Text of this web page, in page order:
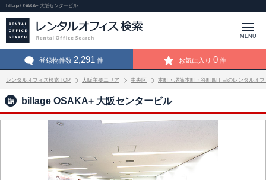
billage OSAKA+ 大阪センタービル
MENU
登録物件数 2,291 件 お気に入り 0 件
レンタルオフィス検索TOP 大阪主要エリア 中央区 本町・堺筋本町・谷町四丁目のレンタルオフ
billage OSAKA+ 大阪センタービル